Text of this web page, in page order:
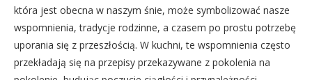
która jest obecna w naszym śnie, może symbolizować nasze
wspomnienia, tradycje rodzinne, a czasem po prostu potrzebę
uporania się z przeszłością. W kuchni, te wspomnienia często
przekładają się na przepisy przekazywane z pokolenia na